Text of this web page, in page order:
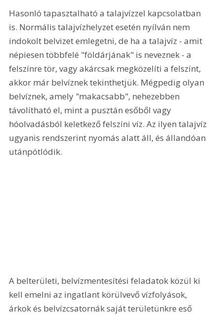
Hasonló tapasztalható a talajvízzel kapcsolatban
is. Normális talajvízhelyzet esetén nyílván nem
indokolt belvizet emlegetni, de ha a talajvíz - amit
népiesen többfelé "földárjának" is neveznek - a
felszínre tör, vagy akárcsak megközelíti a felszínt,
akkor már belvíznek tekinthetjük. Mégpedig olyan
belvíznek, amely "makacsabb", nehezebben
távolítható el, mint a pusztán esőből vagy
hóolvadásból keletkező felszíni víz. Az ilyen talajvíz
ugyanis rendszerint nyomás alatt áll, és állandóan
utánpótlódik.
A belterületi, belvízmentesítési feladatok közül ki
kell emelni az ingatlant körülvevő vízfolyások,
árkok és belvízcsatornák saját területünkre eső